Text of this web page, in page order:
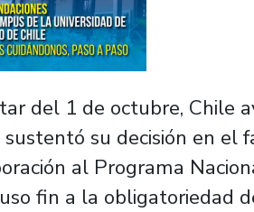
del 1 de octubre, Chile
su decisión en el
al Programa
fin a la obligatoriedad